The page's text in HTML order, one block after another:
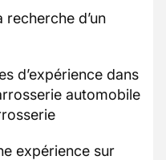
d’un
d’expérience dans
automobile
expérience sur